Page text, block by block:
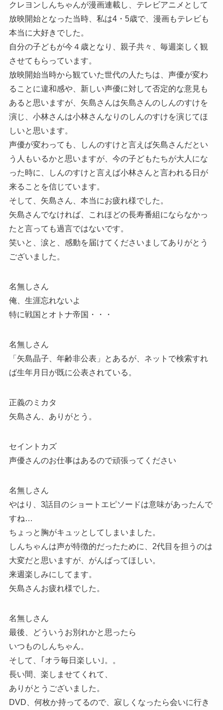
クレヨンしんちゃんが漫画連載し、テレビアニメとして
放映開始となった当時、私は4・5歳で、漫画もテレビも
本当に大好きでした。
自分の子どもが今４歳となり、親子共々、毎週楽しく観
させてもらっています。
放映開始当時から観ていた世代の人たちは、声優が変わ
ることに違和感や、新しい声優に対して否定的な意見も
あると思いますが、矢島さんは矢島さんのしんのすけを
演じ、小林さんは小林さんなりのしんのすけを演じてほ
しいと思います。
声優が変わっても、しんのすけと言えば矢島さんだとい
う人もいるかと思いますが、今の子どもたちが大人にな
った時に、しんのすけと言えば小林さんと言われる日が
来ることを信じています。
そして、矢島さん、本当にお疲れ様でした。
矢島さんでなければ、これほどの長寿番組にならなかっ
たと言っても過言ではないです。
笑いと、涙と、感動を届けてくださいましてありがとう
ございました。
名無しさん
俺、生涯忘れないよ
特に戦国とオトナ帝国・・・
名無しさん
「矢島晶子、年齢非公表」とあるが、ネットで検索すれ
ば生年月日が既に公表されている。
正義のミカタ
矢島さん、ありがとう。
セイントカズ
声優さんのお仕事はあるので頑張ってください
名無しさん
やはり、3話目のショートエピソードは意味があったんで
すね…
ちょっと胸がキュッとしてしまいました。
しんちゃんは声が特徴的だったために、2代目を担うのは
大変だと思いますが、がんばってほしい。
来週楽しみにしてます。
矢島さんお疲れ様でした。
名無しさん
最後、どういうお別れかと思ったら
いつものしんちゃん。
そして、｢オラ毎日楽しい｣。。
長い間、楽しませてくれて、
ありがとうございました。
DVD、何枚か持ってるので、寂しくなったら会いに行き